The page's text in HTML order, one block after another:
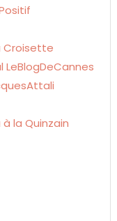
la Quinzain